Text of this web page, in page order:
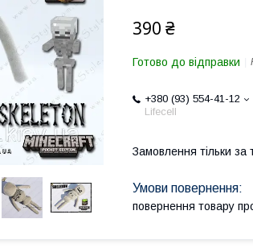
390 ₴
Готово до відправки
+380 (93) 554-41-12
Lifecell
Замовлення тільки
повернення товару